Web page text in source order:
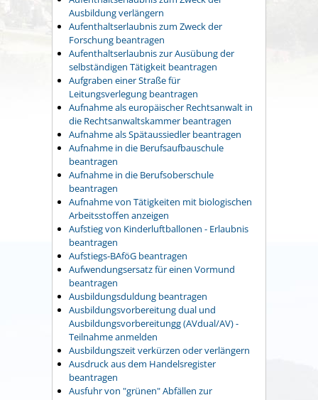
Ausbildung verlängern
Aufenthaltserlaubnis zum Zweck der
Forschung beantragen
Aufenthaltserlaubnis zur Ausübung der
selbständigen Tätigkeit beantragen
Aufgraben einer Straße für
Leitungsverlegung beantragen
Aufnahme als europäischer Rechtsanwalt in
die Rechtsanwaltskammer beantragen
Aufnahme als Spätaussiedler beantragen
Aufnahme in die Berufsaufbauschule
beantragen
Aufnahme in die Berufsoberschule
beantragen
Aufnahme von Tätigkeiten mit biologischen
Arbeitsstoffen anzeigen
Aufstieg von Kinderluftballonen - Erlaubnis
beantragen
Aufstiegs-BAföG beantragen
Aufwendungsersatz für einen Vormund
beantragen
Ausbildungsduldung beantragen
Ausbildungsvorbereitung dual und
Ausbildungsvorbereitungg (AVdual/AV) -
Teilnahme anmelden
Ausbildungszeit verkürzen oder verlängern
Ausdruck aus dem Handelsregister
beantragen
Ausfuhr von "grünen" Abfällen zur